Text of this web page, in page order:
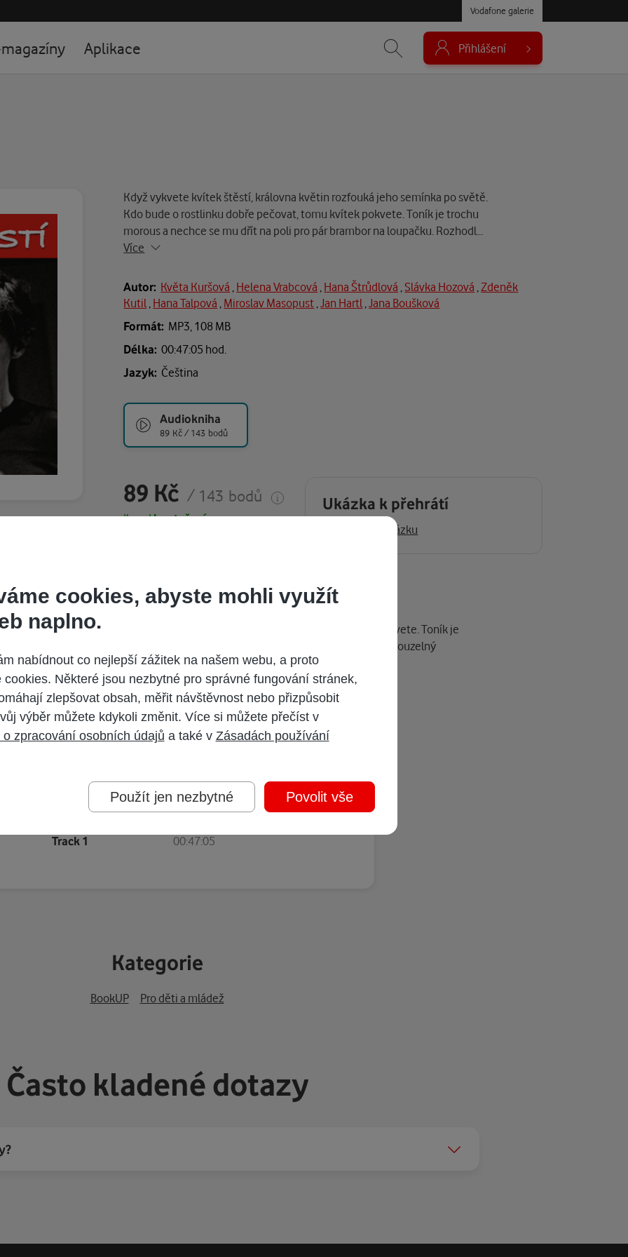
Vodafone galerie
magazíny Aplikace Přihlášení
Když vykvete kvítek štěstí, královna květin rozfouká jeho semínka po světě.
Kdo bude o rostlinku dobře pečovat, tomu kvítek pokvete. Toník je trochu
morous a nechce se mu dřít na poli pro pár brambor na loupačku. Rozhodl…
Více
Autor: Květa Kuršová Helena Vrabcová Hana Štrůdlová Slávka Hozová Zdeněk
Kutil Hana Talpová Miroslav Masopust ,Jan Hartl ,Jana Boušková
Formát: MP3, 108 MB
Délka: 00:47:05 hod.
Jazyk: Čeština
Audiokniha
89 Kč / 143 bodů
89 Kč / 143 bodů
Ihnedke stažení
Některé kapitoly již máte zakoupeny.
Ukázka k přehrátí
Přehrát ukázku
jeho semínka po světě. Kdo bude o rostlinku dobře pečovat, tomu kvítek pokvete. Toník je
brambor na loupačku. Rozhodl se proto vyhledat královnu květin a poprosit ji o kouzelný
nosem...
Přehled kapitol
Track 1 00:47:05
Kategorie
BookUP Pro děti a mládež
Často kladené dotazy
cookies, abyste mohli využít
naplno.
nabídnout co nejlepší zážitek na našem webu, a proto
cookies. Některé jsou nezbytné pro správné fungování stránek,
zlepšovat obsah, měřit návštěvnost nebo přizpůsobit
výběr můžete kdykoli změnit. Více si můžete přečíst v
o zpracování osobních údajů a také v Zásadách používání
Použít jen nezbytné Povolit vše